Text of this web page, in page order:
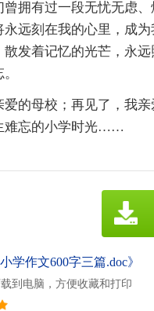
曾拥有过一段无忧无虑
远刻在我的心里，成
发着记忆的光芒，永
的母校；再见了，我亲
难忘的小学时光……
学作文600字三篇.doc》
到电脑，方便收藏和打印